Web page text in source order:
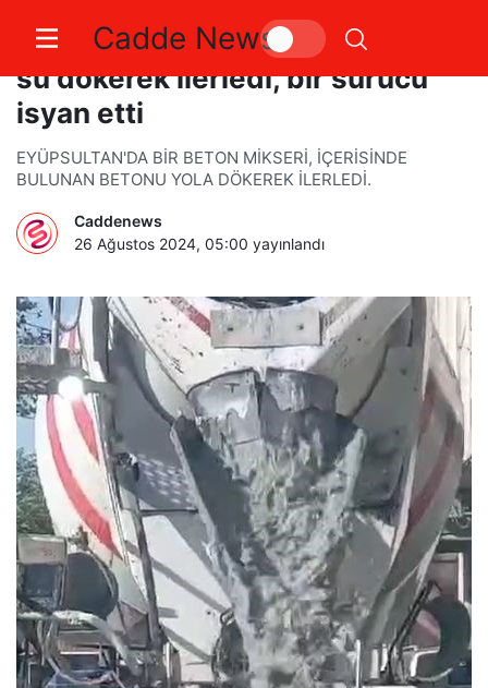
Cadde News
Beton mikseri yola beton ve pis
su dökerek ilerledi, bir sürücü
isyan etti
EYÜPSULTAN'DA BİR BETON MİKSERİ, İÇERİSİNDE
BULUNAN BETONU YOLA DÖKEREK İLERLEDİ.
Caddenews
26 Ağustos 2024, 05:00 yayınlandı